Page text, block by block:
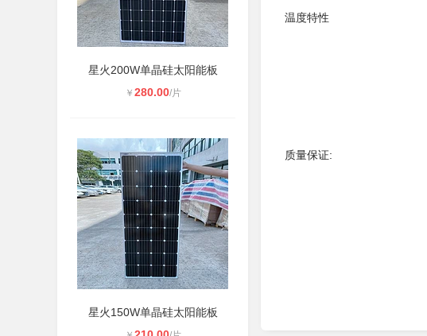
星火200W单晶硅太阳能板
￥ 280.00/片
星火150W单晶硅太阳能板
温度特性
质量保证: